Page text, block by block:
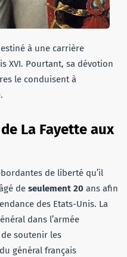
à une carrière
XVI. Pourtant, sa dévotion
le conduisent à
La Fayette aux
de liberté qu’il
de seulement 20 ans afin
des Etats-Unis. La
dans l’armée
soutenir les
général français